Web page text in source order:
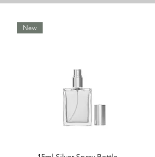
New